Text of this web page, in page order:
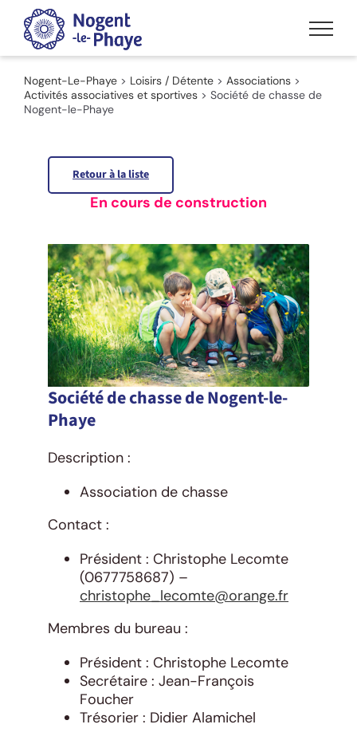
Passer
contenu
Nogent-Le-Phaye > Loisirs / Détente > Associations >
Activités associatives et sportives > Société de chasse de
Nogent-le-Phaye
Retour à la liste
En cours de construction
Société de chasse de Nogent-le-
Phaye
Description :
Association de chasse
Contact :
Président : Christophe Lecomte
(0677758687) –
christophe_lecomte@orange.fr
Membres du bureau :
Président : Christophe Lecomte
Secrétaire : Jean-François
Foucher
Trésorier : Didier Alamichel